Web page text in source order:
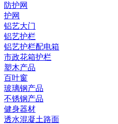
防护网
护网
铝艺大门
铝艺护栏
铝艺护栏配电箱
市政花箱护栏
塑木产品
百叶窗
玻璃钢产品
不锈钢产品
健身器材
透水混凝土路面